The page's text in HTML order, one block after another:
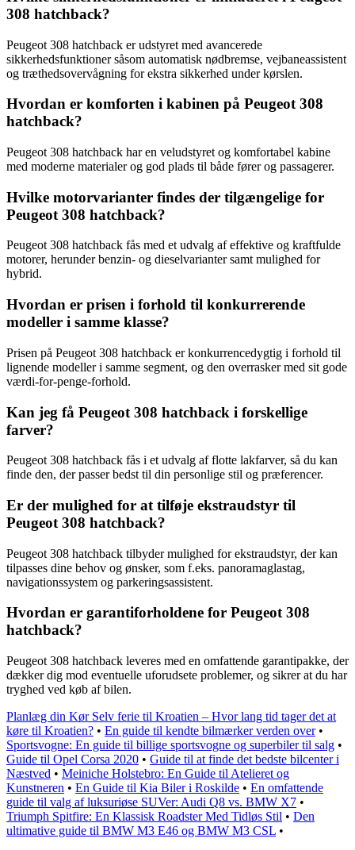
308 hatchback?
Peugeot 308 hatchback er udstyret med avancerede
sikkerhedsfunktioner såsom automatisk nødbremse, vejbaneassistent
og træthedsovervågning for ekstra sikkerhed under kørslen.
Hvordan er komforten i kabinen på Peugeot 308
hatchback?
Peugeot 308 hatchback har en veludstyret og komfortabel kabine
med moderne materialer og god plads til både fører og passagerer.
Hvilke motorvarianter findes der tilgængelige for
Peugeot 308 hatchback?
Peugeot 308 hatchback fås med et udvalg af effektive og kraftfulde
motorer, herunder benzin- og dieselvarianter samt mulighed for
hybrid.
Hvordan er prisen i forhold til konkurrerende
modeller i samme klasse?
Prisen på Peugeot 308 hatchback er konkurrencedygtig i forhold til
lignende modeller i samme segment, og den overrasker med sit gode
værdi-for-penge-forhold.
Kan jeg få Peugeot 308 hatchback i forskellige
farver?
Peugeot 308 hatchback fås i et udvalg af flotte lakfarver, så du kan
finde den, der passer bedst til din personlige stil og præferencer.
Er der mulighed for at tilføje ekstraudstyr til
Peugeot 308 hatchback?
Peugeot 308 hatchback tilbyder mulighed for ekstraudstyr, der kan
tilpasses dine behov og ønsker, som f.eks. panoramaglastag,
navigationssystem og parkeringsassistent.
Hvordan er garantiforholdene for Peugeot 308
hatchback?
Peugeot 308 hatchback leveres med en omfattende garantipakke, der
dækker dig mod eventuelle uforudsete problemer, og sikrer at du har
tryghed ved køb af bilen.
Planlæg din Kør Selv ferie til Kroatien – Hvor lang tid tager det at
køre til Kroatien? • En guide til kendte bilmærker verden over•
Sportsvogne: En guide til billige sportsvogne og superbiler til salg •
Guide til Opel Corsa 2020 • Guide til at finde det bedste bilcenter i
Næstved • Meiniche Holstebro: En Guide til Atelieret og
Kunstneren • En Guide til Kia Biler i Roskilde • En omfattende
guide til valg af luksuriøse SUVer: Audi Q8 vs. BMW X7 •
Triumph Spitfire: En Klassisk Roadster Med Tidløs Stil • Den
ultimative guide til BMW M3 E46 og BMW M3 CSL •